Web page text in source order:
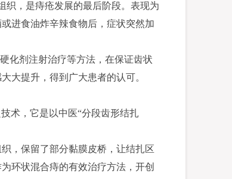
织，是痔疮发展的最后阶段。表现为
进食油炸辛辣食物后，症状突然加
化剂注射治疗等方法，在保证齿状
大提升，得到广大患者的认可。
术，它是以中医“分段齿形结扎
，保留了部分黏膜皮桥，让结扎区
环状混合痔的有效治疗方法，开创